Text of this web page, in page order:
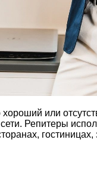
или
Репитеры